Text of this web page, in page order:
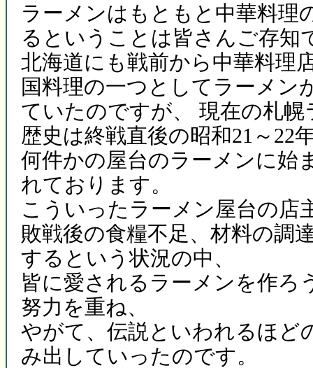
ラーメンはもともと中華料理
るということは皆さんご存知
北海道にも戦前から中華料理
国料理の一つとしてラーメン
ていたのですが、 現在の札幌
歴史は終戦直後の昭和21～22
何件かの屋台のラーメンに始
れております。
こういったラーメン屋台の店
敗戦後の食糧不足、材料の調
するという状況の中、
皆に愛されるラーメンを作ろ
努力を重ね、
やがて、伝説といわれるほど
み出していったのです。